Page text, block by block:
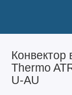
Конвектор
Thermo
U-AU